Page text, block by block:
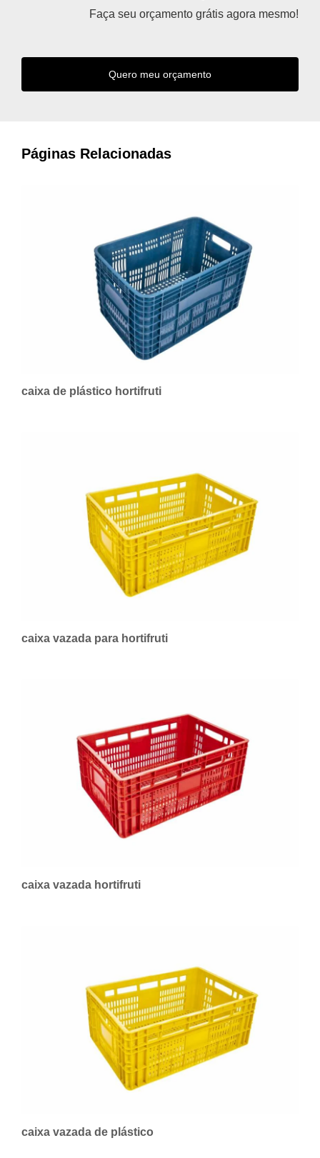
Faça seu orçamento grátis agora mesmo!
Quero meu orçamento
Páginas Relacionadas
caixa de plástico hortifruti
caixa vazada para hortifruti
caixa vazada hortifruti
caixa vazada de plástico